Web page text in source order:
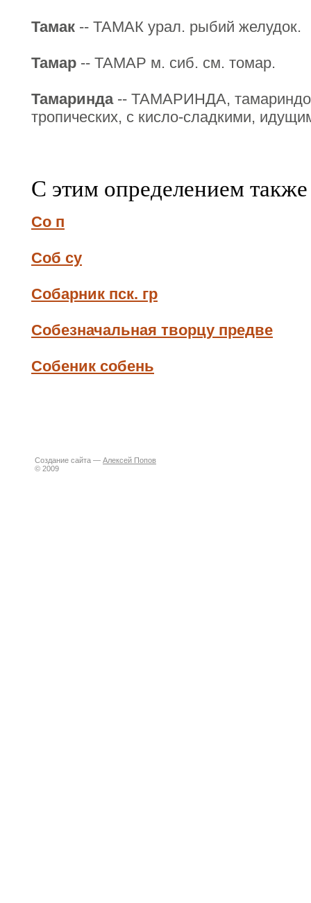
Тамак -- ТАМАК урал. рыбий желудок.
Тамар -- ТАМАР м. сиб. см. томар.
Тамаринда-- ТАМАРИНДА,
тропических, с кисло-сладкими,
С этим определением
Со п
Соб су
Собарник пск. гр
Собезначальная творцу предве
Собеник собень
Создание сайта — Алексей Попов
© 2009